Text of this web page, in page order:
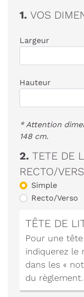
1. VOS
Largeur
Hauteur
* Attention
148 cm.
2. TETE DE
RECTO/
Simple
Recto/Verso
TÊTE DE
Pour une
indiquerez le
dans les «
du règlement.